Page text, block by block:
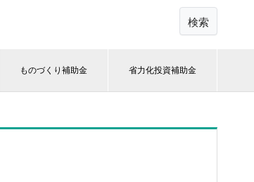
検索
ものづくり補助金 省力化投資補助金